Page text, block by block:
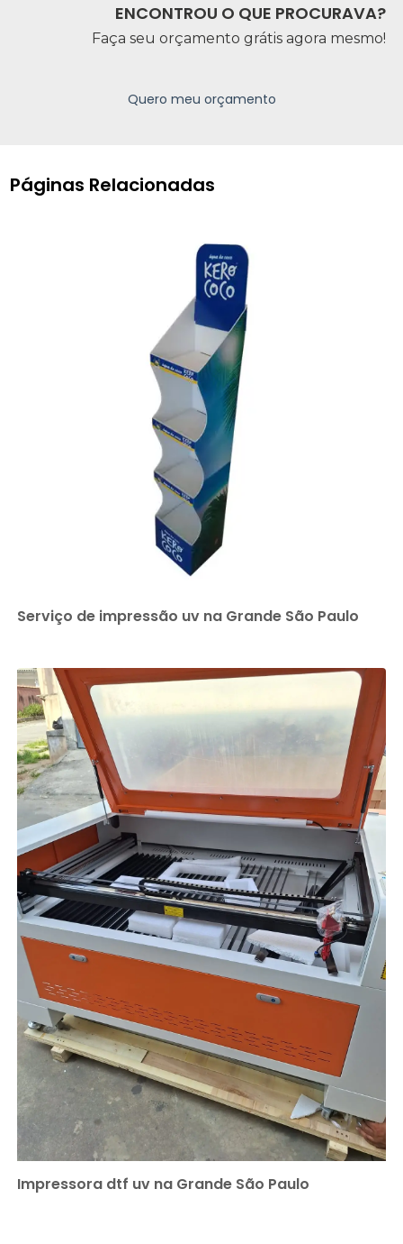
ENCONTROU O QUE PROCURAVA?
Faça seu orçamento grátis agora mesmo!
Quero meu orçamento
Páginas Relacionadas
Serviço de impressão uv na Grande São Paulo
Impressora dtf uv na Grande São Paulo